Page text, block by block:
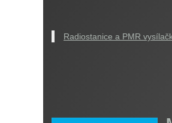
Radiostanice a PMR